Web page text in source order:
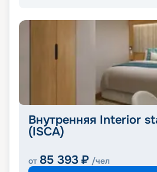
Внутренняя Interior
(ISCA)
от 85 393 ₽ /чел